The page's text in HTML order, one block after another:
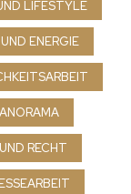
LIFESTYLE
ENERGIE
RECHT